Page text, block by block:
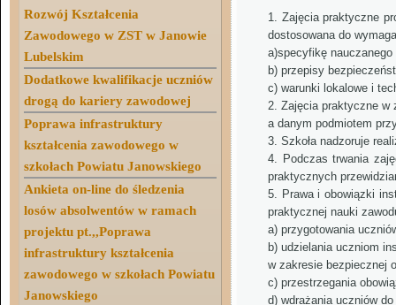
Rozwój Kształcenia
Zawodowego w ZST w Janowie
Lubelskim
Dodatkowe kwalifikacje uczniów
drogą do kariery zawodowej
Poprawa infrastruktury
kształcenia zawodowego w
szkołach Powiatu Janowskiego
Ankieta on-line do śledzenia
losów absolwentów w ramach
projektu pt.,,Poprawa
infrastruktury kształcenia
zawodowego w szkołach Powiatu
Janowskiego
Zajęcia praktyczne
dostosowana do
a)specyfikę nauczanego
b) przepisy
c) warunki lokalowe i
Zajęcia praktyczne w
a danym podmiotem
Szkoła nadzoruje
Podczas trwania
praktycznych
Prawa i obowiązki
praktycznej nauki
a) przygotowania
b) udzielania uczniom
w zakresie bezpiecznej
c) przestrzegania
d) wdrażania uczniów